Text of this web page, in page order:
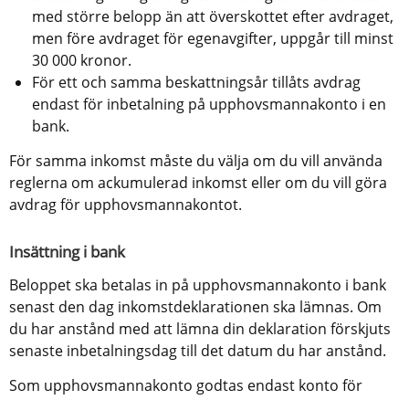
med större belopp än att överskottet efter avdraget,
men före avdraget för egenavgifter, uppgår till minst
30 000 kronor.
För ett och samma beskattningsår tillåts avdrag
endast för inbetalning på upphovsmannakonto i en
bank.
För samma inkomst måste du välja om du vill använda
reglerna om ackumulerad inkomst eller om du vill göra
avdrag för upphovsmannakontot.
Insättning i bank
Beloppet ska betalas in på upphovsmannakonto i bank
senast den dag inkomstdeklarationen ska lämnas. Om
du har anstånd med att lämna din deklaration förskjuts
senaste inbetalningsdag till det datum du har anstånd.
Som upphovsmannakonto godtas endast konto för